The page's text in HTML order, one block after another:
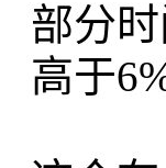
部分
高于